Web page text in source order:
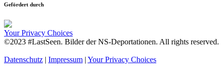
Gefördert durch
Your Privacy Choices
©2023 #LastSeen. Bilder der NS-Deportationen. All rights reserved.
Datenschutz | Impressum | Your Privacy Choices